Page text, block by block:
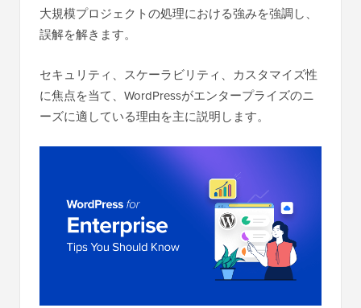
大規模プロジェクトの処理における強みを強調し、
誤解を解きます。
セキュリティ、スケーラビリティ、カスタマイズ性
に焦点を当て、WordPressがエンタープライズのニ
ーズに適している理由を主に説明します。